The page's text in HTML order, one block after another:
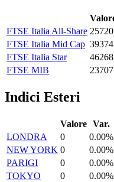
FTSE Italia All-Share 25720
FTSE Italia Mid Cap 39374
FTSE Italia Star
46268
FTSE MIB
23707
Indici Esteri
Valore Var.
LONDRA
0
0.00%
NEW YORK 0
0.00%
PARIGI
0
0.00%
TOKYO
0
0.00%